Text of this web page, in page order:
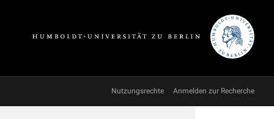
Nutzungsrechte Anmelden zur Recherche